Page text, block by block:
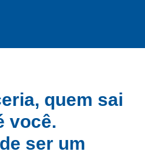
quem sai
você.
ser um